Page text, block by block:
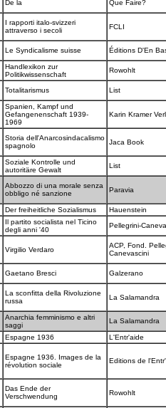
De la Que Faire?
I rapporti italo-svizzeri
attraverso i secoli
FCLI
Le Syndicalisme suisse Éditions D'En
Handlexikon zur
Politikwissenschaft
Rowohlt
Totalitarismus List
Spanien, Kampf und
Gefangenenschaft 1939-
1969
Karin Kramer
Storia dell'Anarcosindacalismo
spagnolo
Jaca Book
Soziale Kontrolle und
autoritäre Gewalt
List
Abbozzo di una morale senza
obbligo né sanzione
Paravia
Der freiheitliche Sozialismus
Hauenstein
Il partito socialista nel Ticino
degli anni '40
Pellegrini-
Virgilio Verdaro
ACP, Fond.
Canevascini
Gaetano Bresci Galzerano
La sconfitta della Rivoluzione
russa
La Salamandra
Anarchia femminismo e altri
saggi
La Salamandra
Espagne 1936 L'Entr'aide
Espagne 1936. Images de la
révolution sociale
Editions de
Das Ende der
Verschwendung
Rowohlt